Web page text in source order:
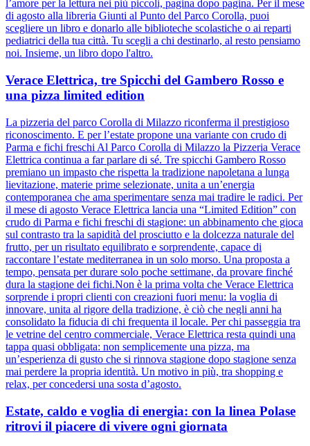
l’amore per la lettura nei più piccoli, pagina dopo pagina. Per il mese
di agosto alla libreria Giunti al Punto del Parco Corolla, puoi
scegliere un libro e donarlo alle biblioteche scolastiche o ai reparti
pediatrici della tua città. Tu scegli a chi destinarlo, al resto pensiamo
noi. Insieme, un libro dopo l'altro.
Verace Elettrica, tre Spicchi del Gambero Rosso e
una pizza limited edition
La pizzeria del parco Corolla di Milazzo riconferma il prestigioso
riconoscimento. E per l’estate propone una variante con crudo di
Parma e fichi freschi Al Parco Corolla di Milazzo la Pizzeria Verace
Elettrica continua a far parlare di sé. Tre spicchi Gambero Rosso
premiano un impasto che rispetta la tradizione napoletana a lunga
lievitazione, materie prime selezionate, unita a un’energia
contemporanea che ama sperimentare senza mai tradire le radici. Per
il mese di agosto Verace Elettrica lancia una “Limited Edition” con
crudo di Parma e fichi freschi di stagione: un abbinamento che gioca
sul contrasto tra la sapidità del prosciutto e la dolcezza naturale del
frutto, per un risultato equilibrato e sorprendente, capace di
raccontare l’estate mediterranea in un solo morso. Una proposta a
tempo, pensata per durare solo poche settimane, da provare finché
dura la stagione dei fichi.Non è la prima volta che Verace Elettrica
sorprende i propri clienti con creazioni fuori menu: la voglia di
innovare, unita al rigore della tradizione, è ciò che negli anni ha
consolidato la fiducia di chi frequenta il locale. Per chi passeggia tra
le vetrine del centro commerciale, Verace Elettrica resta quindi una
tappa quasi obbligata: non semplicemente una pizza, ma
un’esperienza di gusto che si rinnova stagione dopo stagione senza
mai perdere la propria identità. Un motivo in più, tra shopping e
relax, per concedersi una sosta d’agosto.
Estate, caldo e voglia di energia: con la linea Polase
ritrovi il piacere di vivere ogni giornata